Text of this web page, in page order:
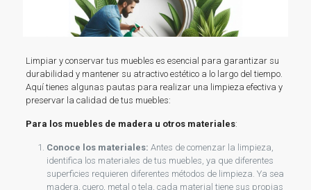
Limpiar y conservar tus muebles es esencial para garantizar su
durabilidad y mantener su atractivo estético a lo largo del tiempo.
Aquí tienes algunas pautas para realizar una limpieza efectiva y
preservar la calidad de tus muebles:
Para los muebles de madera u otros materiales:
Conoce los materiales: Antes de comenzar la limpieza,
identifica los materiales de tus muebles, ya que diferentes
superficies requieren diferentes métodos de limpieza. Ya sea
madera, cuero, metal o tela, cada material tiene sus propias